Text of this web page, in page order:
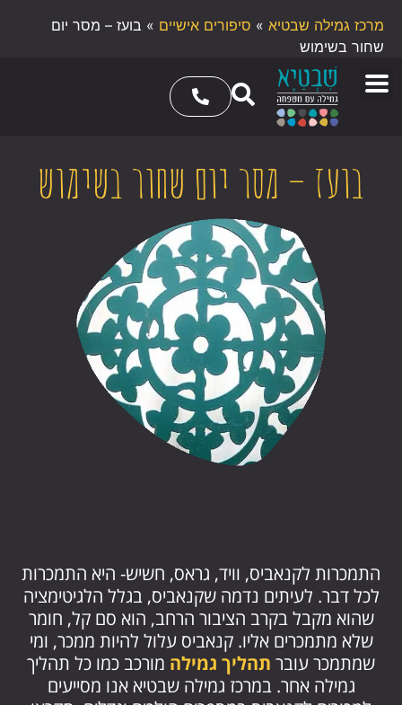
מרכז גמילה שבטיא » סיפורים אישיים » בועז – מסר יום
שחור בשימוש
בועז – מסר יום שחור בשימוש
התמכרות לקנאביס, וויד, גראס, חשיש- היא התמכרות
לכל דבר. לעיתים נדמה שקנאביס, בגלל הלגיטימציה
שהוא מקבל בקרב הציבור הרחב, הוא סם קל, חומר
שלא מתמכרים אליו. קנאביס עלול להיות ממכר, ומי
שמתמכר עובר תהליך גמילה מורכב כמו כל תהליך
גמילה אחר. במרכז גמילה שבטיא אנו מסייעים